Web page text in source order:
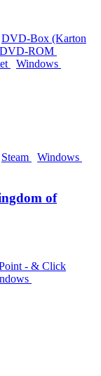
DVD-Box (Karton
DVD-ROM
Windows
Steam Windows
of
- & Click